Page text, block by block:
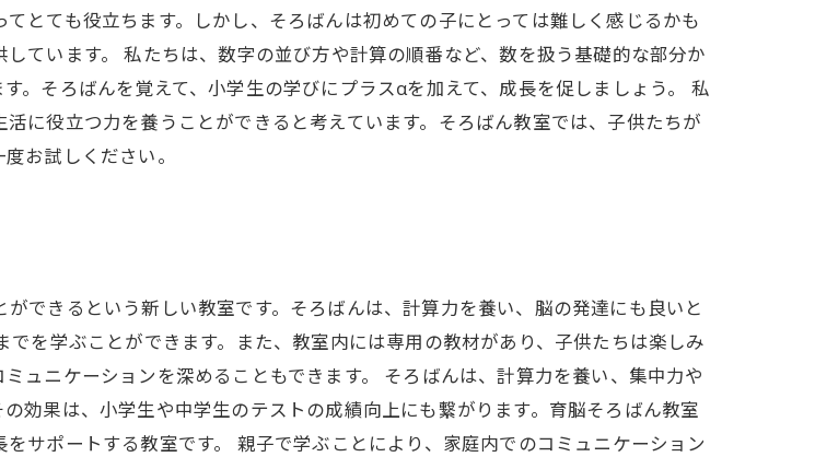
とても役立ちます。しかし、そろばんは初めての子にとっては難しく感じるかも
ています。 私たちは、数字の並び方や計算の順番など、数を扱う基礎的な部分か
。そろばんを覚えて、小学生の学びにプラスαを加えて、成長を促しましょう。 私
に役立つ力を養うことができると考えています。そろばん教室では、子供たちが
お試しください。
できるという新しい教室です。そろばんは、計算力を養い、脳の発達にも良いと
を学ぶことができます。また、教室内には専用の教材があり、子供たちは楽しみ
ュニケーションを深めることもできます。 そろばんは、計算力を養い、集中力や
効果は、小学生や中学生のテストの成績向上にも繋がります。育脳そろばん教室
サポートする教室です。 親子で学ぶことにより、家庭内でのコミュニケーション